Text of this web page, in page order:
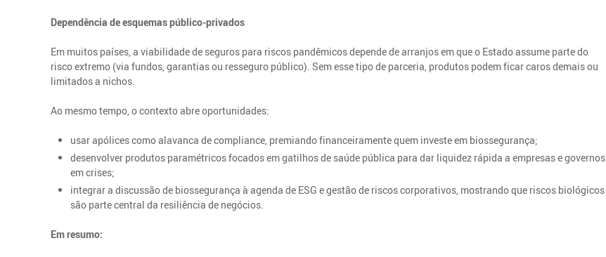
Dependência de esquemas público‑privados
Em muitos países, a viabilidade de seguros para riscos pandêmicos depende de arranjos em que o Estado assume parte do
risco extremo (via fundos, garantias ou resseguro público). Sem esse tipo de parceria, produtos podem ficar caros demais ou
limitados a nichos.
Ao mesmo tempo, o contexto abre oportunidades:
usar apólices como alavanca de compliance, premiando financeiramente quem investe em biossegurança;
desenvolver produtos paramétricos focados em gatilhos de saúde pública para dar liquidez rápida a empresas e governos
em crises;
integrar a discussão de biossegurança à agenda de ESG e gestão de riscos corporativos, mostrando que riscos biológicos
são parte central da resiliência de negócios.
Em resumo: